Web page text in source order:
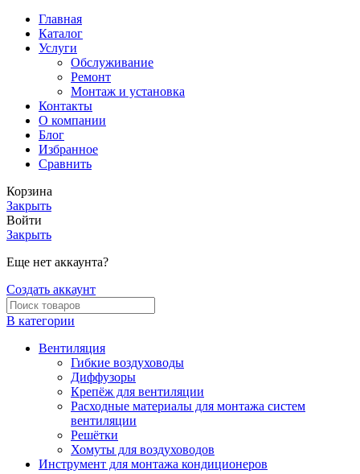
Главная
Каталог
Услуги
Обслуживание
Ремонт
Монтаж и установка
Контакты
О компании
Блог
Избранное
Сравнить
Корзина
Закрыть
Войти
Закрыть
Еще нет аккаунта?
Создать аккаунт
В категории
Вентиляция
Гибкие воздуховоды
Диффузоры
Крепёж для вентиляции
Расходные материалы для монтажа систем
вентиляции
Решётки
Хомуты для воздуховодов
Инструмент для монтажа кондиционеров